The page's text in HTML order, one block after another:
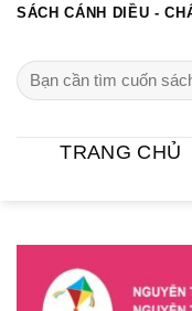
Chuyển
nội
dung
SÁCH CÁNH DIỀU -
Search
for:
TRANG CHỦ